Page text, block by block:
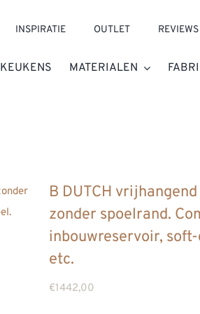
INSPIRATIE OUTLET REVIEWS
KEUKENS MATERIALEN
B DUTCH
zonder spoelrand.
inbouwreservoir,
etc.
€1442,00